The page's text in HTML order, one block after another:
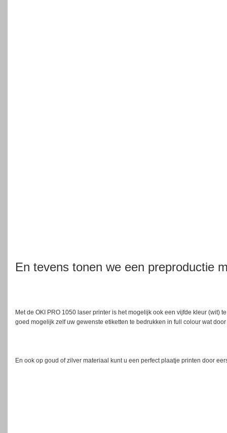
En tevens tonen we een preproductie
Met de OKI PRO 1050 laser printer is het mogelijk ook een vijfde kleur (wit)
goed mogelijk zelf uw gewenste etiketten te bedrukken in full colour wat
En ook op goud of zilver materiaal kunt u een perfect plaatje printen door